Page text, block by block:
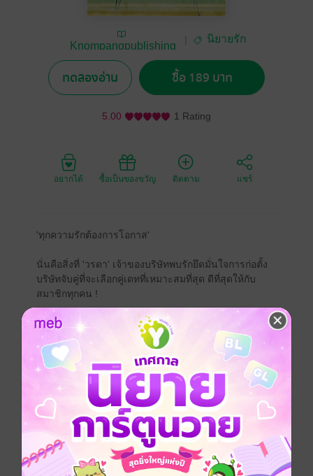
Knompangpublishing
นิยายรัก
ทดลองอ่าน ซื้อ 189 บาท
5.00 1 Rating
อยากได้ ซื้อเป็นของขวัญ ติดตาม แชร์
'ทุกความรักต้องการโอกาส'
นั่นคือสิ่งที่ 'วรดา' เจ้าของบริษัทพบรักยึดมั่นใจการก่อตั้ง
บริษัทจับคู่ที่จะเลือกคู่เดทที่เหมาะสมที่สุด ดีที่สุดให้กับ
สมาชิกทุกคน !
แต่ความซวยดันบังเกิดตอนที่ ‘ณวัฒน์’ ลูกค้าหนุ่มคมเข้ม
ดันมาหลงรักเธอเสียอย่างนั้น
เอ้า ! คุณลูกค้าคะ ทำไมทำอย่างนี้เล่า แล้วจะให้อินเลิฟกับ
ลูกค้าตัวเองมันก็ไม่ไหวน๊า
เสียจรรยาบรรณหมด !
งานนี้ลูกค้าก็ตามจีบ เจ้าของบริษัทก็หนีน่าดู แต่ลูกค้าทั้ง
หล่อทั้งตามใจขนาดนี้ นางเอกของเราจะไหวมั้ยหนออ
...................................................................
เรื่องนี้มาพร้อมกับความหวานน่ารัก โรแมนติกคอเมดี้